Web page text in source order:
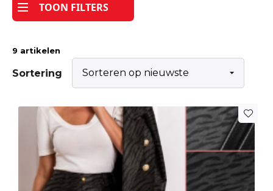
Tijdpakker stof
TOON FILTERS
9 artikelen
Sortering